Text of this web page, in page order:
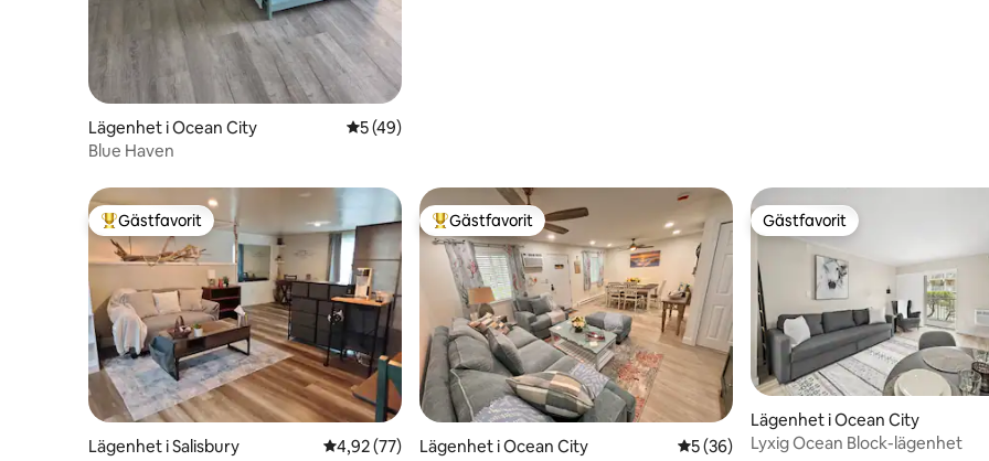
Lägenhet i Ocean City 5 av 5 i genomsnittligt betyg, 49 omdömen
5 (49)
Blue Haven
Populär gästfavorit
Gästfavorit
Lägenhet i Salisbury 4,92 av 5 i genomsnittligt betyg, 77 omdömen
4,92 (77)
Populär gästfavorit
Gästfavorit
Lägenhet i Ocean City 5 av 5 i genomsnittligt betyg, 36
5 (36)
Gästfavorit
Gästfavorit
Lägenhet i Ocean City
Lyxig Ocean Block-lägenhet